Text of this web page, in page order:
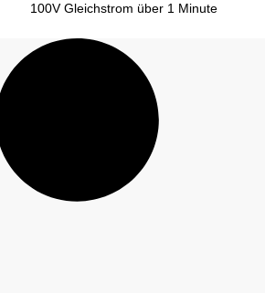
100V Gleichstrom über 1 Minute